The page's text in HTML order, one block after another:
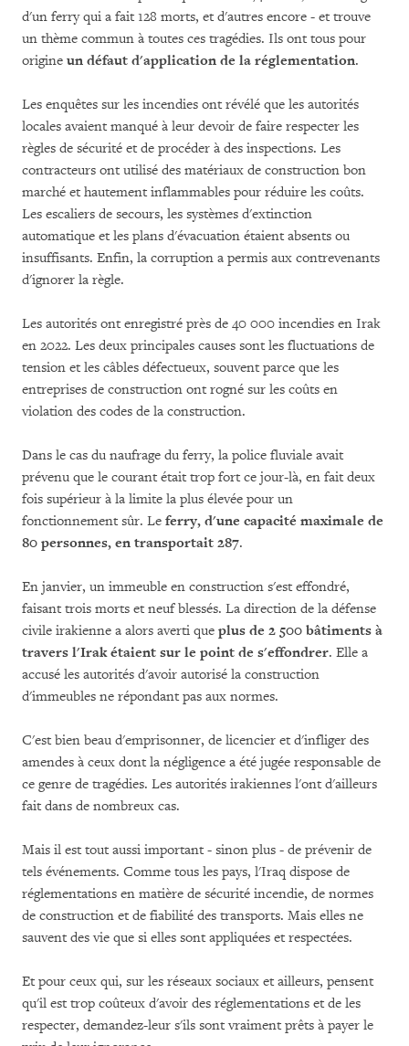
d'un ferry qui a fait 128 morts, et d'autres encore - et trouve
un thème commun à toutes ces tragédies. Ils ont tous pour
origine un défaut d'application de la réglementation.
Les enquêtes sur les incendies ont révélé que les autorités
locales avaient manqué à leur devoir de faire respecter les
règles de sécurité et de procéder à des inspections. Les
contracteurs ont utilisé des matériaux de construction bon
marché et hautement inflammables pour réduire les coûts.
Les escaliers de secours, les systèmes d'extinction
automatique et les plans d'évacuation étaient absents ou
insuffisants. Enfin, la corruption a permis aux contrevenants
d'ignorer la règle.
Les autorités ont enregistré près de 40 000 incendies en Irak
en 2022. Les deux principales causes sont les fluctuations de
tension et les câbles défectueux, souvent parce que les
entreprises de construction ont rogné sur les coûts en
violation des codes de la construction.
Dans le cas du naufrage du ferry, la police fluviale avait
prévenu que le courant était trop fort ce jour-là, en fait deux
fois supérieur à la limite la plus élevée pour un
fonctionnement sûr. Le ferry, d'une capacité maximale de
80 personnes, en transportait 287.
En janvier, un immeuble en construction s'est effondré,
faisant trois morts et neuf blessés. La direction de la défense
civile irakienne a alors averti que plus de 2 500 bâtiments à
travers l'Irak étaient sur le point de s'effondrer. Elle a
accusé les autorités d'avoir autorisé la construction
d'immeubles ne répondant pas aux normes.
C'est bien beau d'emprisonner, de licencier et d'infliger des
amendes à ceux dont la négligence a été jugée responsable de
ce genre de tragédies. Les autorités irakiennes l'ont d'ailleurs
fait dans de nombreux cas.
Mais il est tout aussi important - sinon plus - de prévenir de
tels événements. Comme tous les pays, l'Iraq dispose de
réglementations en matière de sécurité incendie, de normes
de construction et de fiabilité des transports. Mais elles ne
sauvent des vie que si elles sont appliquées et respectées.
Et pour ceux qui, sur les réseaux sociaux et ailleurs, pensent
qu'il est trop coûteux d'avoir des réglementations et de les
respecter, demandez-leur s'ils sont vraiment prêts à payer le